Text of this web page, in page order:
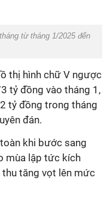
từ tháng 1/2025 đến
thị hình chữ V ngược
tỷ đồng vào tháng 1,
tỷ đồng trong tháng
đán.
khi bước sang
mùa lập tức kích
thu tăng vọt lên mức